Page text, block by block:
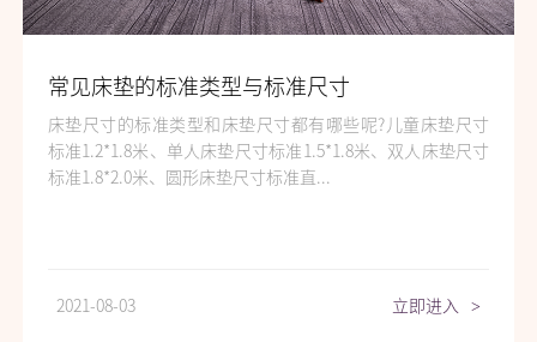
常见床垫的标准类型与标准尺寸
床垫尺寸的标准类型和床垫尺寸都有哪些呢?儿童床垫尺寸
标准1.2*1.8米、单人床垫尺寸标准1.5*1.8米、双人床垫尺寸
标准1.8*2.0米、圆形床垫尺寸标准直...
2021-08-03 立即进入 >